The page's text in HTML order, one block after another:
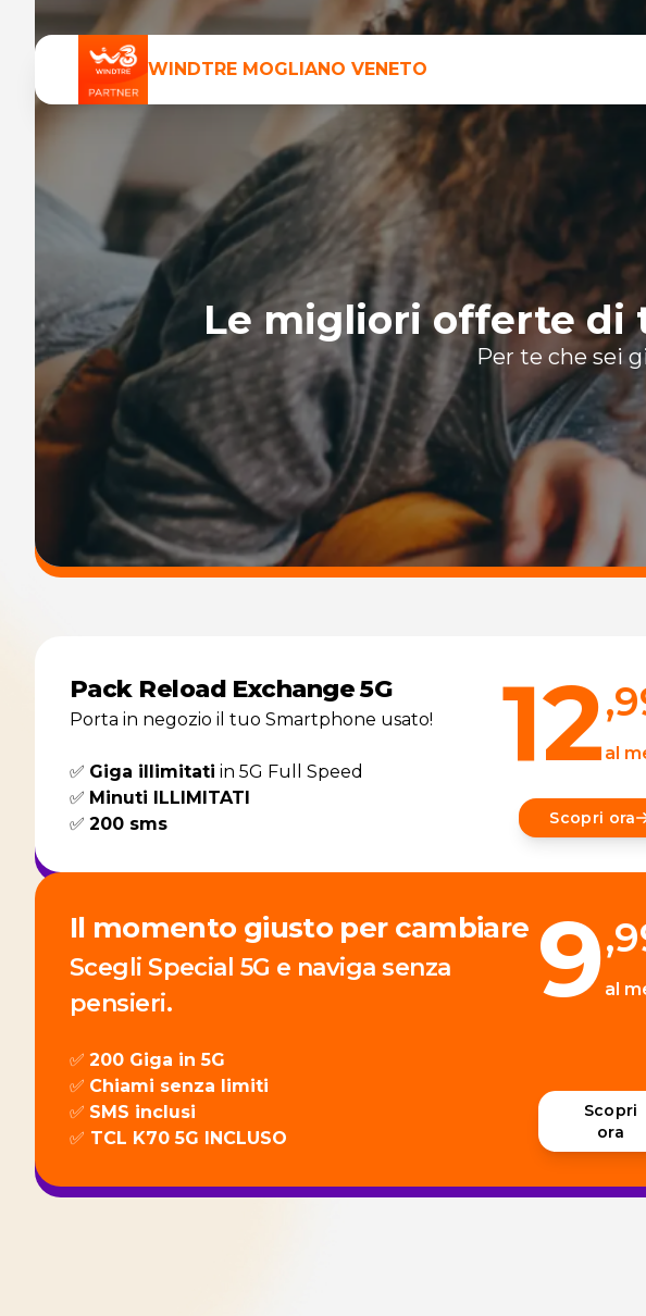
WINDTRE MOGLIANO VENETO
Le migliori offerte di
Per te che sei
Pack Reload Exchange 5G
Porta in negozio il tuo Smartphone usato!
✅ Giga illimitati in 5G Full Speed
✅ Minuti ILLIMITATI
✅ 200 sms
12 al
Scopri ora
Il momento giusto per cambiare
Scegli Special 5G e naviga senza
pensieri.
✅ 200 Giga in 5G
✅ Chiami senza limiti
✅ SMS inclusi
✅ TCL K70 5G INCLUSO
9 al
Scopri
ora